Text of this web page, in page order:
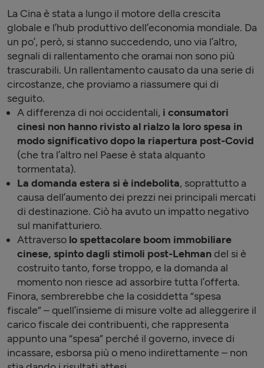
La Cina è stata a lungo il motore della crescita
globale e l’hub produttivo dell’economia mondiale. Da
un po’, però, si stanno succedendo, uno via l’altro,
segnali di rallentamento che oramai non sono più
trascurabili. Un rallentamento causato da una serie di
circostanze, che proviamo a riassumere qui di
seguito.
A differenza di noi occidentali, i consumatori
cinesi non hanno rivisto al rialzo la loro spesa in
modo significativo dopo la riapertura post-Covid
(che tra l’altro nel Paese è stata alquanto
tormentata).
La domanda estera si è indebolita, soprattutto a
causa dell’aumento dei prezzi nei principali mercati
di destinazione. Ciò ha avuto un impatto negativo
sul manifatturiero.
Attraverso lo spettacolare boom immobiliare
cinese, spinto dagli stimoli post-Lehmandel si è
costruito tanto, forse troppo, e la domanda al
momento non riesce ad assorbire tutta l’offerta.
Finora, sembrerebbe che la cosiddetta “spesa
fiscale” – quell’insieme di misure volte ad alleggerire il
carico fiscale dei contribuenti, che rappresenta
appunto una “spesa” perché il governo, invece di
incassare, esborsa più o meno indirettamente – non